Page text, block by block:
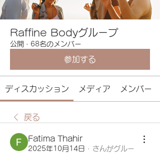
Raffine Bodyグループ
公開 · 68名のメンバー
参加する
ディスカッション メディア メンバー
戻る
Fatima Thahir
2025年10月14日 · さんがグルー